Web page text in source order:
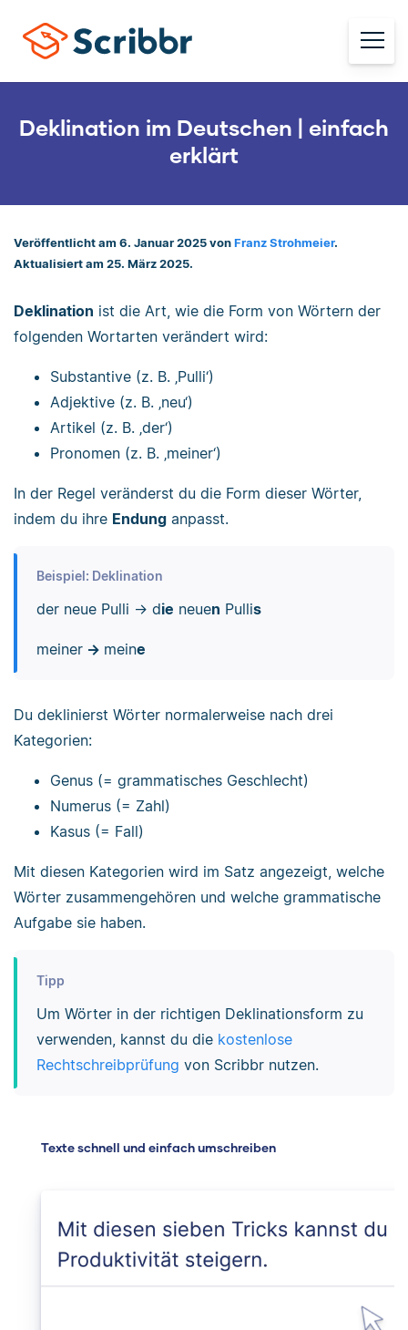
Deklination im Deutschen | einfach
erklärt
Veröffentlicht am 6. Januar 2025 von Franz Strohmeier.
Aktualisiert am 25. März 2025.
Deklination ist die Art, wie die Form von Wörtern der
folgenden Wortarten verändert wird:
Substantive (z. B. ‚Pulli‘)
Adjektive (z. B. ‚neu‘)
Artikel (z. B. ‚der‘)
Pronomen (z. B. ‚meiner‘)
In der Regel veränderst du die Form dieser Wörter,
indem du ihre Endung anpasst.
Beispiel: Deklination
der neue Pulli → die neuen Pullis
meiner→ meine
Du deklinierst Wörter normalerweise nach drei
Kategorien:
Genus (= grammatisches Geschlecht)
Numerus (= Zahl)
Kasus (= Fall)
Mit diesen Kategorien wird im Satz angezeigt, welche
Wörter zusammengehören und welche grammatische
Aufgabe sie haben.
Tipp
Um Wörter in der richtigen Deklinationsform zu
verwenden, kannst du die kostenlose
Rechtschreibprüfung von Scribbr nutzen.
Texte schnell und einfach umschreiben